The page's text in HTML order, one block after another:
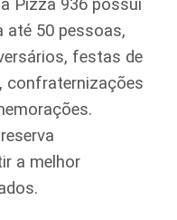
Pizza 936 possui
até 50 pessoas,
festas de
confraternizações
a melhor